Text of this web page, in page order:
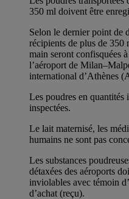
350 ml doivent être
Selon le dernier point de
récipients de plus de 350
main seront confisquées
l’aéroport de
international d’Athènes
Les poudres en
inspectées.
Le lait maternisé, les
humains ne sont pas
Les substances
détaxées des aéroports
inviolables avec témoin
d’achat (reçu).